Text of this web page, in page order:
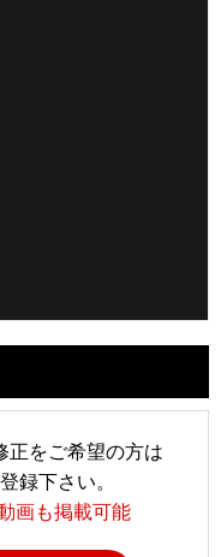
正をご希望の方は
録下さい。
画も掲載可能